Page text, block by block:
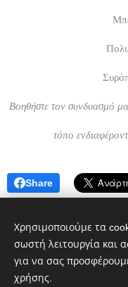
Βοηθήστε τον συνδυασμό
τόπο
Share
Χρησιμοποιούμε τα
σωστή λειτουργία και
για να σας
χρήσης.